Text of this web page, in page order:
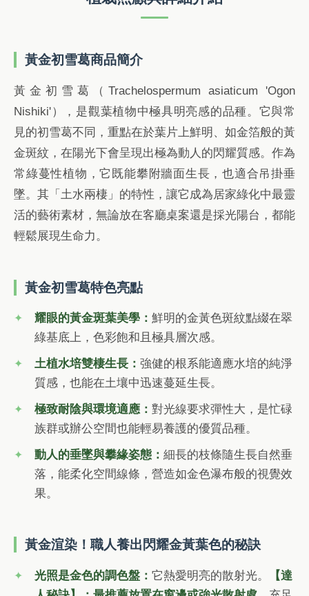
黃金初雪葛商品簡介
黃金初雪葛（Trachelospermum asiaticum 'Ogon
Nishiki'），是觀葉植物中極具明亮感的品種。它與常
見的初雪葛不同，重點在於葉片上鮮明、如金箔般的黃
金斑紋，在陽光下會呈現出極為動人的閃耀質感。作為
常綠蔓性植物，它既能攀附牆面生長，也適合吊掛垂
墜。其「土水兩棲」的特性，讓它成為居家綠化中最靈
活的藝術素材，無論放在客廳桌案還是採光陽台，都能
輕鬆展現生命力。
黃金初雪葛特色亮點
耀眼的黃金斑葉美學：鮮明的金黃色斑紋點綴在翠
綠基底上，色彩飽和且極具層次感。
土植水培雙棲生長：強健的根系能適應水培的純淨
質感，也能在土壤中迅速蔓延生長。
極致耐陰與環境適應：對光線要求彈性大，是忙碌
族群或辦公空間也能輕易養護的優質品種。
動人的垂墜與攀緣姿態：細長的枝條隨生長自然垂
落，能柔化空間線條，營造如金色瀑布般的視覺效
果。
黃金渲染！職人養出閃耀金黃葉色的秘訣
光照是金色的調色盤：它熱愛明亮的散射光。
【達